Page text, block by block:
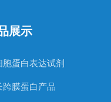
展示
胞蛋白表达试剂
跨膜蛋白产品